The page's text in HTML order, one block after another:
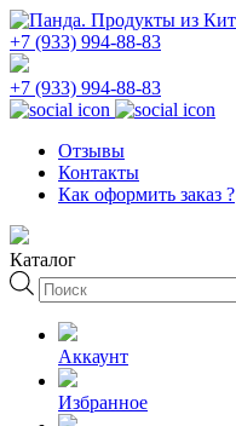
+7 (933) 994-88-83
+7 (933) 994-88-83
Отзывы
Контакты
Как оформить заказ ?
Каталог
Поиск
товаров
Аккаунт
Избранное